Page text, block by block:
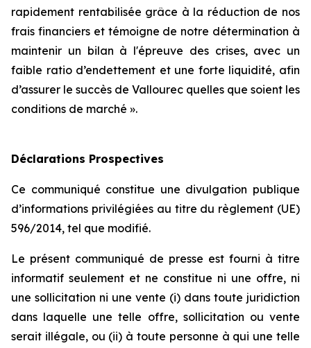
rapidement rentabilisée grâce à la réduction de nos
frais financiers et témoigne de notre détermination à
maintenir un bilan à l'épreuve des crises, avec un
faible ratio d’endettement et une forte liquidité, afin
d’assurer le succès de Vallourec quelles que soient les
conditions de marché ».
Déclarations Prospectives
Ce communiqué constitue une divulgation publique
d’informations privilégiées au titre du règlement (UE)
596/2014, tel que modifié.
Le présent communiqué de presse est fourni à titre
informatif seulement et ne constitue ni une offre, ni
une sollicitation ni une vente (i) dans toute juridiction
dans laquelle une telle offre, sollicitation ou vente
serait illégale, ou (ii) à toute personne à qui une telle